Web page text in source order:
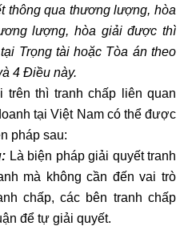
thông qua thương lượng, hòa
lượng, hòa giải được thì
Trọng tài hoặc Tòa án theo
4 Điều này.
trên thì tranh chấp liên quan
tại Việt Nam có thể được
pháp sau:
Là biện pháp giải quyết tranh
mà không cần đến vai trò
chấp, các bên tranh chấp
để tự giải quyết.